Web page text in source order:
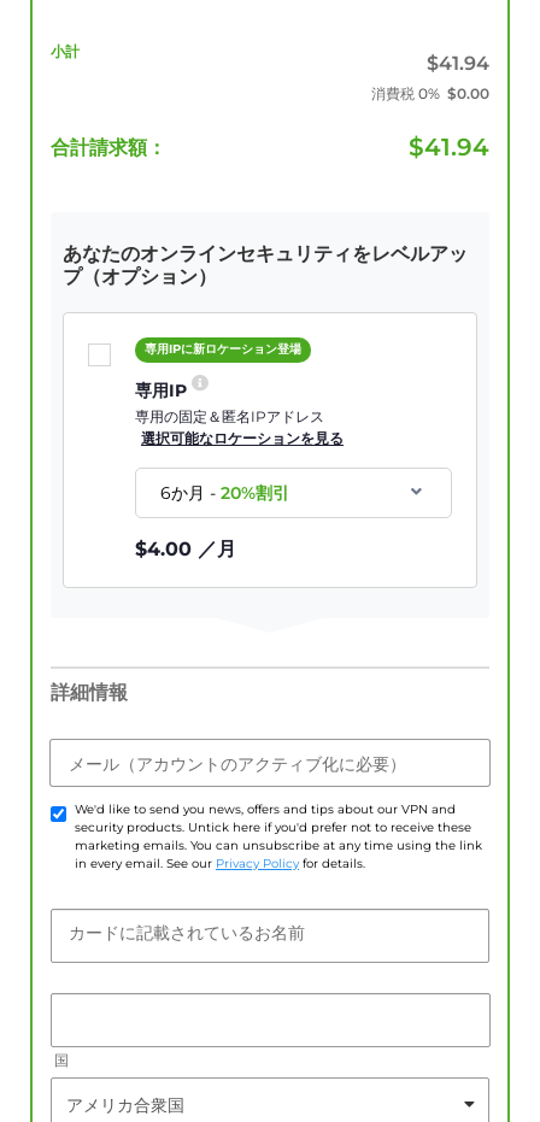
小計
$41.94
消費税 0% $0.00
合計請求額： $41.94
あなたのオンラインセキュリティをレベルアッ
プ（オプション）
専用IPに新ロケーション登場
専用IP
専用の固定＆匿名IPアドレス
選択可能なロケーションを見る
6か月-20%割引
$4.00 ／月
詳細情報
メール（アカウントのアクティブ化に必要）
We'd like to send you news, offers and tips about our VPN and
security products. Untick here if you'd prefer not to receive these
marketing emails. You can unsubscribe at any time using the link
in every email. See our Privacy Policy for details.
カードに記載されているお名前
国